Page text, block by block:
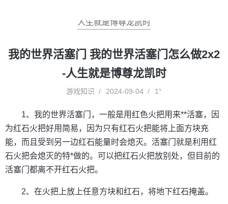
人生就是博尊龙凯时
我的世界活塞门 我的世界活塞门怎么做2x2
-人生就是博尊龙凯时
游戏知识 2024-09-04 1°
1、我的世界活塞门，一般是用红色火把用来**活塞，因
为红石火把好用简易，因为只有红石火把能将上面方块充
能，而且受到另一边红石能量时会熄灭。活塞门就是利用红
石火把会熄灭的特*做的。可以把红石火把放别处，但目前的
活塞门都离不开红石火把。
2、在火把上放上任意方块和红石，将地下红石掩盖。